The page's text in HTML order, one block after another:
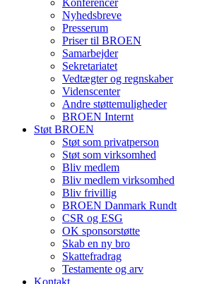
Konferencer
Nyhedsbreve
Presserum
Priser til BROEN
Samarbejder
Sekretariatet
Vedtægter og regnskaber
Videnscenter
Andre støttemuligheder
BROEN Internt
Støt BROEN
Støt som privatperson
Støt som virksomhed
Bliv medlem
Bliv medlem virksomhed
Bliv frivillig
BROEN Danmark Rundt
CSR og ESG
OK sponsorstøtte
Skab en ny bro
Skattefradrag
Testamente og arv
Kontakt